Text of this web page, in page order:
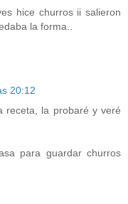
hice churros ii salieron
la forma..
20:12
receta, la probaré y veré
para guardar churros